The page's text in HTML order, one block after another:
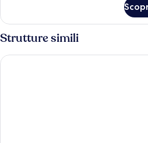
Junior
Strutture simili
Hotel Restaurant & Spa Le Meez